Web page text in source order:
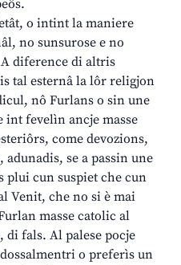
o intint la maniere
no sunsurose e no
diference di altris
tal esternâ la lôr religjon
nô Furlans o sin une
int fevelìn ancje masse
come devozions,
se a passin une
plui cun suspiet che cun
Venit, che no si è mai
masse catolic al
di fals. Al palese pocje
o preferìs un